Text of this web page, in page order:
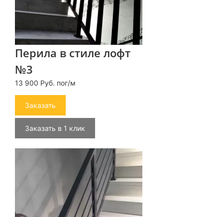
Перила в стиле лофт
№3
13 900 Руб. пог/м
Заказать
Заказать в 1 клик